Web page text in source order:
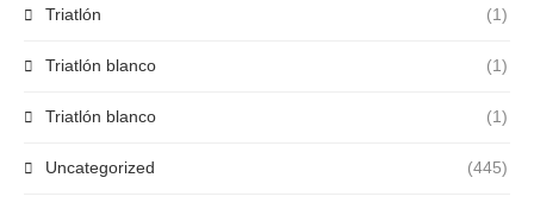
Triatlón (1)
Triatlón blanco (1)
Triatlón blanco (1)
Uncategorized (445)